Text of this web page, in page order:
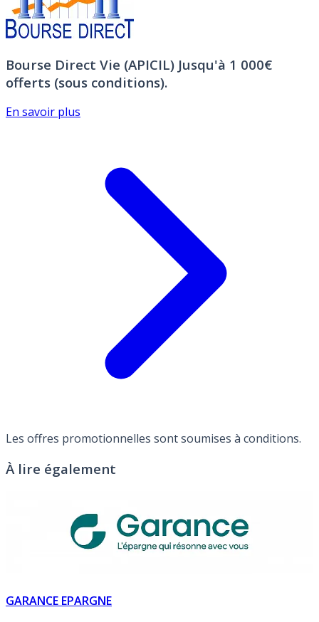
Bourse Direct Vie (APICIL) Jusqu'à 1 000€
offerts (sous conditions).
En savoir plus
Les offres promotionnelles sont soumises à conditions.
À lire également
GARANCE EPARGNE